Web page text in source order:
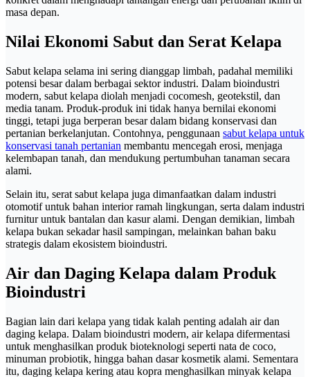
masa depan.
Nilai Ekonomi Sabut dan Serat Kelapa
Sabut kelapa selama ini sering dianggap limbah, padahal memiliki
potensi besar dalam berbagai sektor industri. Dalam bioindustri
modern, sabut kelapa diolah menjadi cocomesh, geotekstil, dan
media tanam. Produk-produk ini tidak hanya bernilai ekonomi
tinggi, tetapi juga berperan besar dalam bidang konservasi dan
pertanian berkelanjutan. Contohnya, penggunaan sabut kelapa untuk
konservasi tanah pertanian membantu mencegah erosi, menjaga
kelembapan tanah, dan mendukung pertumbuhan tanaman secara
alami.
Selain itu, serat sabut kelapa juga dimanfaatkan dalam industri
otomotif untuk bahan interior ramah lingkungan, serta dalam industri
furnitur untuk bantalan dan kasur alami. Dengan demikian, limbah
kelapa bukan sekadar hasil sampingan, melainkan bahan baku
strategis dalam ekosistem bioindustri.
Air dan Daging Kelapa dalam Produk
Bioindustri
Bagian lain dari kelapa yang tidak kalah penting adalah air dan
daging kelapa. Dalam bioindustri modern, air kelapa difermentasi
untuk menghasilkan produk bioteknologi seperti nata de coco,
minuman probiotik, hingga bahan dasar kosmetik alami. Sementara
itu, daging kelapa kering atau kopra menghasilkan minyak kelapa